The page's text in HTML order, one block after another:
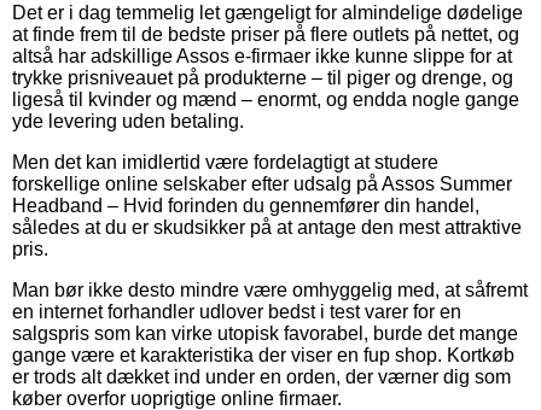
Det er i dag temmelig let gængeligt for almindelige dødelige
at finde frem til de bedste priser på flere outlets på nettet, og
altså har adskillige Assos e-firmaer ikke kunne slippe for at
trykke prisniveauet på produkterne – til piger og drenge, og
ligeså til kvinder og mænd – enormt, og endda nogle gange
yde levering uden betaling.
Men det kan imidlertid være fordelagtigt at studere
forskellige online selskaber efter udsalg på Assos Summer
Headband – Hvid forinden du gennemfører din handel,
således at du er skudsikker på at antage den mest attraktive
pris.
Man bør ikke desto mindre være omhyggelig med, at såfremt
en internet forhandler udlover bedst i test varer for en
salgspris som kan virke utopisk favorabel, burde det mange
gange være et karakteristika der viser en fup shop. Kortkøb
er trods alt dækket ind under en orden, der værner dig som
køber overfor uoprigtige online firmaer.